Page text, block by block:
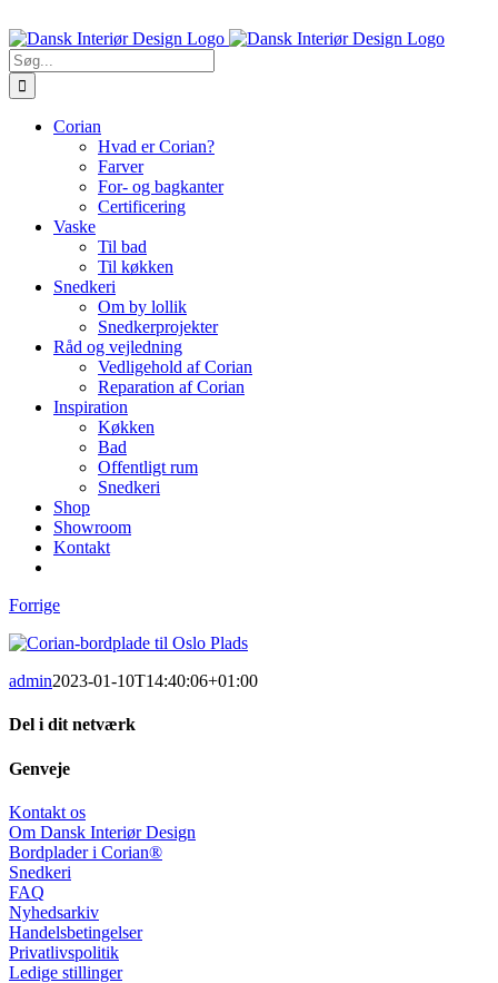
to
content
Søg
efter:
Corian
Hvad er Corian?
Farver
For- og bagkanter
Certificering
Vaske
Til bad
Til køkken
Snedkeri
Om by lollik
Snedkerprojekter
Råd og vejledning
Vedligehold af Corian
Reparation af Corian
Inspiration
Køkken
Bad
Offentligt rum
Snedkeri
Shop
Showroom
Kontakt
Forrige
admin2023-01-10T14:40:06+01:00
Del i dit netværk
Facebook
X
LinkedIn
Pinterest
E-
Genveje
Kontakt os
Om Dansk Interiør Design
Bordplader i Corian®
Snedkeri
FAQ
Nyhedsarkiv
Handelsbetingelser
Privatlivspolitik
Ledige stillinger